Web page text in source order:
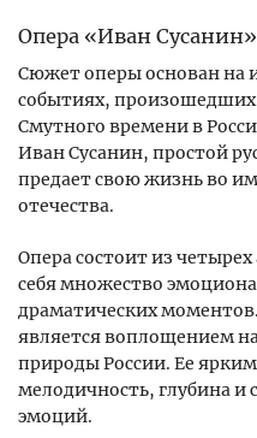
Опера «Иван Сусанин»
Сюжет оперы основан на
событиях, произошедших
Смутного времени в
Иван Сусанин, простой
предает свою жизнь во
отечества.
Опера состоит из
себя множество
драматических
является воплощением
природы России. Ее
мелодичность, глубина и
эмоций.